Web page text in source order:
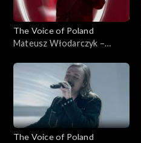
The Voice of Poland
Mateusz Włodarczyk –
Poland”, Live 3, 22 listopada
The Voice of Poland